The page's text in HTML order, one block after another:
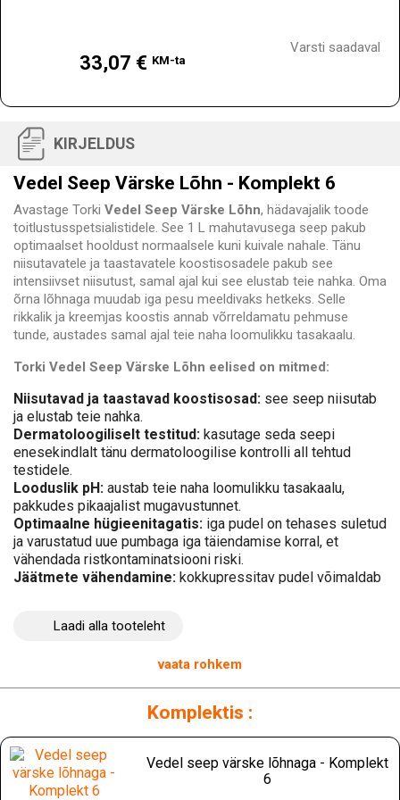
33,07 € KM-ta
Varsti saadaval
KIRJELDUS
Vedel Seep Värske Lõhn - Komplekt 6
Avastage Torki Vedel Seep Värske Lõhn, hädavajalik toode
toitlustusspetsialistidele. See 1 L mahutavusega seep pakub
optimaalset hooldust normaalsele kuni kuivale nahale. Tänu
niisutavatele ja taastavatele koostisosadele pakub see
intensiivset niisutust, samal ajal kui see elustab teie nahka. Oma
õrna lõhnaga muudab iga pesu meeldivaks hetkeks. Selle
rikkalik ja kreemjas koostis annab võrreldamatu pehmuse
tunde, austades samal ajal teie naha loomulikku tasakaalu.
Torki Vedel Seep Värske Lõhn eelised on mitmed:
Niisutavad ja taastavad koostisosad: see seep niisutab
ja elustab teie nahka.
Dermatoloogiliselt testitud: kasutage seda seepi
enesekindlalt tänu dermatoloogilise kontrolli all tehtud
testidele.
Looduslik pH: austab teie naha loomulikku tasakaalu,
pakkudes pikaajalist mugavustunnet.
Optimaalne hügieenitagatis: iga pudel on tehases suletud
ja varustatud uue pumbaga iga täiendamise korral, et
vähendada ristkontaminatsiooni riski.
Jäätmete vähendamine: kokkupressitav pudel võimaldab
kätepesu, mis on ideaalselt kohandatud teie ja teie klientide
Pakkuge oma personalile kvaliteetset toodet, mis ühendab
tõhususe, keskkonnasõbralikkuse ja optimaalse hügieeni.
Kaitske normaalseid ja kuivi nahku selle pehme vedelseebiga,
millel on värske lõhn. Soovitatav on kasutada seda koos Tork
S4 jaoturitega, mis on sertifitseeritud lihtsaks kasutamiseks ja
Laadi alla tooteleht
vaata rohkem
Komplektis :
Vedel seep värske lõhnaga - Komplekt
6